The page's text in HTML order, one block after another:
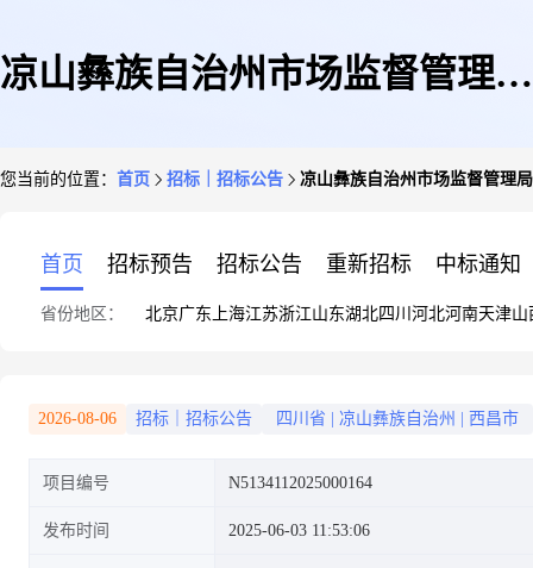
凉山彝族自治州市场监督管理局
您当前的位置： 首页 招标｜招标公告 凉山彝族自治州市场监督管理
首页 招标预告 招标公告 重新招标 中标通知
省份地区： 北京广东 上海江苏浙江山东湖北四川 河北河南天津山
2026-08-06 招标｜招标公告 四川省 凉山彝族自治州 西昌市
项目编号 N5134112025000164
发布时间 2025-06-03 11:53:06